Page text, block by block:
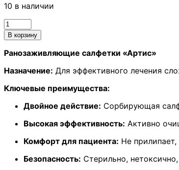
составляла
10 в наличии
Количество
товара
#5
Набор
углеродных
ранозаживляющих
стерильных
«Артис»:
CC1010
CC55
В корзину
Ранозаживляющие салфетки «Артис»
Назначение: Для эффективного лечения
Ключевые преимущества:
Двойное действие: Сорбирующая
Высокая эффективность: Активно
Комфорт для пациента: Не
Безопасность: Стерильно,